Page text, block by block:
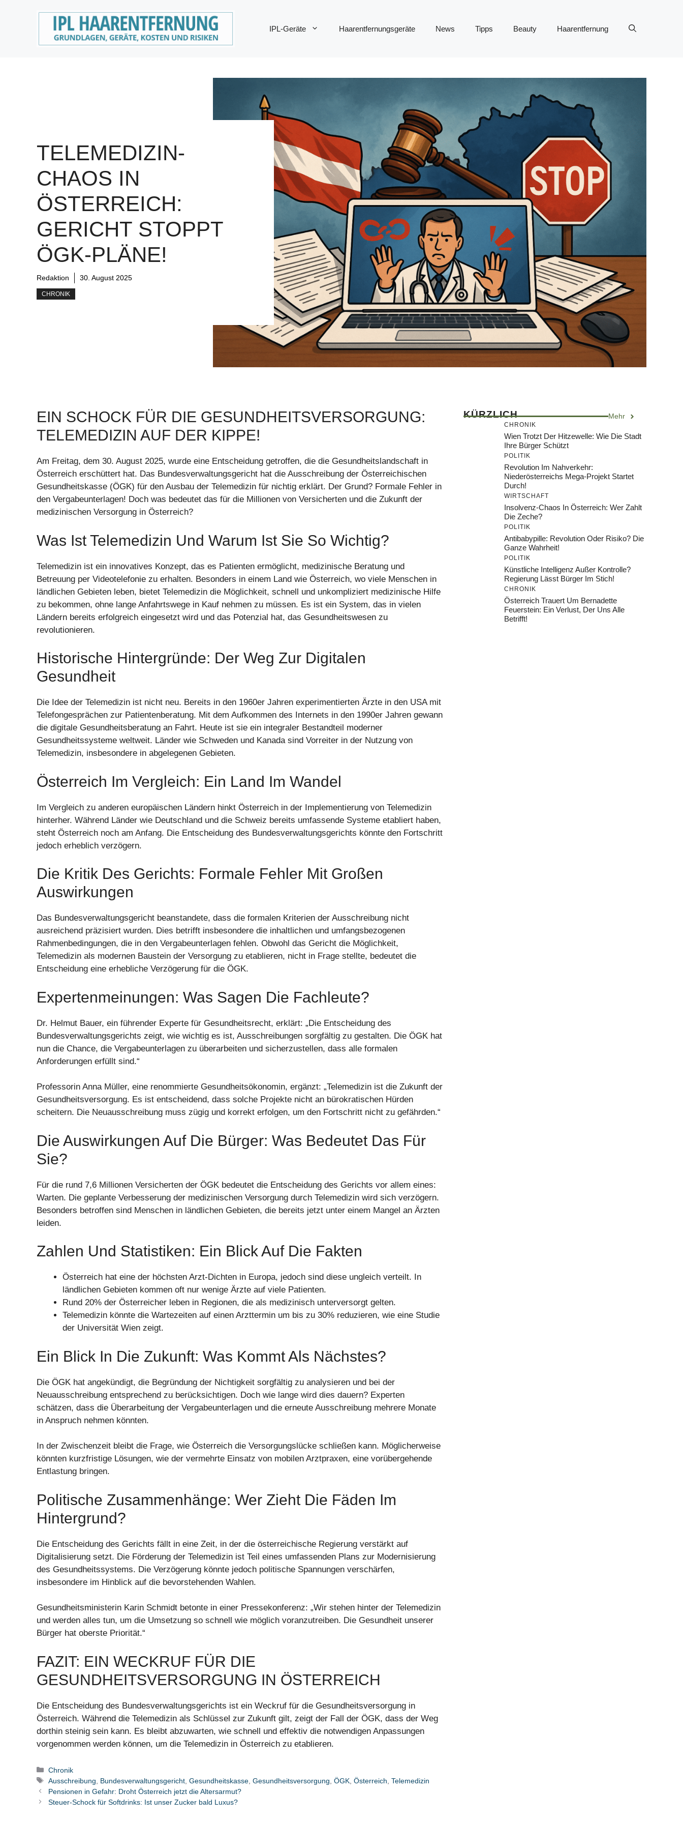
IPL-Geräte Haarentfernungsgeräte News Tipps Beauty Haarentfernung
TELEMEDIZIN-
CHAOS IN
ÖSTERREICH:
GERICHT STOPPT
ÖGK-PLÄNE!
Redaktion 30. August 2025
CHRONIK
EIN SCHOCK FÜR DIE GESUNDHEITSVERSORGUNG:
TELEMEDIZIN AUF DER KIPPE!
Am Freitag, dem 30. August 2025, wurde eine Entscheidung getroffen, die die Gesundheitslandschaft in
Österreich erschüttert hat. Das Bundesverwaltungsgericht hat die Ausschreibung der Österreichischen
Gesundheitskasse (ÖGK) für den Ausbau der Telemedizin für nichtig erklärt. Der Grund? Formale Fehler in
den Vergabeunterlagen! Doch was bedeutet das für die Millionen von Versicherten und die Zukunft der
medizinischen Versorgung in Österreich?
Was Ist Telemedizin Und Warum Ist Sie So Wichtig?
Telemedizin ist ein innovatives Konzept, das es Patienten ermöglicht, medizinische Beratung und
Betreuung per Videotelefonie zu erhalten. Besonders in einem Land wie Österreich, wo viele Menschen in
ländlichen Gebieten leben, bietet Telemedizin die Möglichkeit, schnell und unkompliziert medizinische Hilfe
zu bekommen, ohne lange Anfahrtswege in Kauf nehmen zu müssen. Es ist ein System, das in vielen
Ländern bereits erfolgreich eingesetzt wird und das Potenzial hat, das Gesundheitswesen zu
revolutionieren.
Historische Hintergründe: Der Weg Zur Digitalen
Gesundheit
Die Idee der Telemedizin ist nicht neu. Bereits in den 1960er Jahren experimentierten Ärzte in den USA mit
Telefongesprächen zur Patientenberatung. Mit dem Aufkommen des Internets in den 1990er Jahren gewann
die digitale Gesundheitsberatung an Fahrt. Heute ist sie ein integraler Bestandteil moderner
Gesundheitssysteme weltweit. Länder wie Schweden und Kanada sind Vorreiter in der Nutzung von
Telemedizin, insbesondere in abgelegenen Gebieten.
Österreich Im Vergleich: Ein Land Im Wandel
Im Vergleich zu anderen europäischen Ländern hinkt Österreich in der Implementierung von Telemedizin
hinterher. Während Länder wie Deutschland und die Schweiz bereits umfassende Systeme etabliert haben,
steht Österreich noch am Anfang. Die Entscheidung des Bundesverwaltungsgerichts könnte den Fortschritt
jedoch erheblich verzögern.
Die Kritik Des Gerichts: Formale Fehler Mit Großen
Auswirkungen
Das Bundesverwaltungsgericht beanstandete, dass die formalen Kriterien der Ausschreibung nicht
ausreichend präzisiert wurden. Dies betrifft insbesondere die inhaltlichen und umfangsbezogenen
Rahmenbedingungen, die in den Vergabeunterlagen fehlen. Obwohl das Gericht die Möglichkeit,
Telemedizin als modernen Baustein der Versorgung zu etablieren, nicht in Frage stellte, bedeutet die
Entscheidung eine erhebliche Verzögerung für die ÖGK.
Expertenmeinungen: Was Sagen Die Fachleute?
Dr. Helmut Bauer, ein führender Experte für Gesundheitsrecht, erklärt: „Die Entscheidung des
Bundesverwaltungsgerichts zeigt, wie wichtig es ist, Ausschreibungen sorgfältig zu gestalten. Die ÖGK hat
nun die Chance, die Vergabeunterlagen zu überarbeiten und sicherzustellen, dass alle formalen
Anforderungen erfüllt sind.“
Professorin Anna Müller, eine renommierte Gesundheitsökonomin, ergänzt: „Telemedizin ist die Zukunft der
Gesundheitsversorgung. Es ist entscheidend, dass solche Projekte nicht an bürokratischen Hürden
scheitern. Die Neuausschreibung muss zügig und korrekt erfolgen, um den Fortschritt nicht zu gefährden.“
Die Auswirkungen Auf Die Bürger: Was Bedeutet Das Für
Sie?
Für die rund 7,6 Millionen Versicherten der ÖGK bedeutet die Entscheidung des Gerichts vor allem eines:
Warten. Die geplante Verbesserung der medizinischen Versorgung durch Telemedizin wird sich verzögern.
Besonders betroffen sind Menschen in ländlichen Gebieten, die bereits jetzt unter einem Mangel an Ärzten
leiden.
Zahlen Und Statistiken: Ein Blick Auf Die Fakten
Österreich hat eine der höchsten Arzt-Dichten in Europa, jedoch sind diese ungleich verteilt. In
ländlichen Gebieten kommen oft nur wenige Ärzte auf viele Patienten.
Rund 20% der Österreicher leben in Regionen, die als medizinisch unterversorgt gelten.
Telemedizin könnte die Wartezeiten auf einen Arzttermin um bis zu 30% reduzieren, wie eine Studie
der Universität Wien zeigt.
Ein Blick In Die Zukunft: Was Kommt Als Nächstes?
Die ÖGK hat angekündigt, die Begründung der Nichtigkeit sorgfältig zu analysieren und bei der
Neuausschreibung entsprechend zu berücksichtigen. Doch wie lange wird dies dauern? Experten
schätzen, dass die Überarbeitung der Vergabeunterlagen und die erneute Ausschreibung mehrere Monate
in Anspruch nehmen könnten.
In der Zwischenzeit bleibt die Frage, wie Österreich die Versorgungslücke schließen kann. Möglicherweise
könnten kurzfristige Lösungen, wie der vermehrte Einsatz von mobilen Arztpraxen, eine vorübergehende
Entlastung bringen.
Politische Zusammenhänge: Wer Zieht Die Fäden Im
Hintergrund?
Die Entscheidung des Gerichts fällt in eine Zeit, in der die österreichische Regierung verstärkt auf
Digitalisierung setzt. Die Förderung der Telemedizin ist Teil eines umfassenden Plans zur Modernisierung
des Gesundheitssystems. Die Verzögerung könnte jedoch politische Spannungen verschärfen,
insbesondere im Hinblick auf die bevorstehenden Wahlen.
Gesundheitsministerin Karin Schmidt betonte in einer Pressekonferenz: „Wir stehen hinter der Telemedizin
und werden alles tun, um die Umsetzung so schnell wie möglich voranzutreiben. Die Gesundheit unserer
Bürger hat oberste Priorität.“
FAZIT: EIN WECKRUF FÜR DIE
GESUNDHEITSVERSORGUNG IN ÖSTERREICH
Die Entscheidung des Bundesverwaltungsgerichts ist ein Weckruf für die Gesundheitsversorgung in
Österreich. Während die Telemedizin als Schlüssel zur Zukunft gilt, zeigt der Fall der ÖGK, dass der Weg
dorthin steinig sein kann. Es bleibt abzuwarten, wie schnell und effektiv die notwendigen Anpassungen
vorgenommen werden können, um die Telemedizin in Österreich zu etablieren.
Kategorien
Chronik
Schlagwörter
Ausschreibung Bundesverwaltungsgericht ,Gesundheitskasse ,Gesundheitsversorgung ,ÖGK ,Österreich ,Telemedizin
Pensionen in Gefahr: Droht Österreich jetzt die Altersarmut?
Steuer-Schock für Softdrinks: Ist unser Zucker bald Luxus?
KÜRZLICH Mehr
CHRONIK
Wien Trotzt Der Hitzewelle: Wie Die Stadt
Ihre Bürger Schützt
POLITIK
Revolution Im Nahverkehr:
Niederösterreichs Mega-Projekt Startet
Durch!
WIRTSCHAFT
Insolvenz-Chaos In Österreich: Wer Zahlt
Die Zeche?
POLITIK
Antibabypille: Revolution Oder Risiko? Die
Ganze Wahrheit!
POLITIK
Künstliche Intelligenz Außer Kontrolle?
Regierung Lässt Bürger Im Stich!
CHRONIK
Österreich Trauert Um Bernadette
Feuerstein: Ein Verlust, Der Uns Alle
Betrifft!